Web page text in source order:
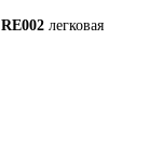
легковая